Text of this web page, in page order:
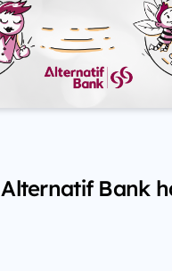
Alternatif Bank